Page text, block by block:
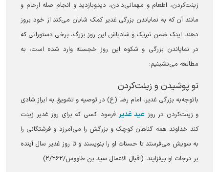
زینت‌کردن، اطعام و مهمانی‌دادن، دیدوبازدید و انجام صله ارحام و
مانند آن که به نمایاندن بزرگی غدیر کمک شایان می‌کند از خود بروز
دهند. اینک ضمن تبریک و شادباش این روز بزرگ، برخی دستوراتی که
در نمایاندن بزرگی و شکوه این روز خجسته وارد شده است، به
مطالعه می‌نشینیم:
نو پوشیدن و زینت‌کردن
باتوجه‌به بزرگی غدیر، امام رضا (ع) در توصیه و تشویق به ابراز شادی
و زینت‌کردن در روز عید غدیرفرمود: کسی که برای روز غدیر زینت
کند خداوند همه گناهان کوچک و بزرگش را می‌آمرزد و فرشتگانی را
به سویش می‌فرستد تا حسنات او را بنویسند و تا روز غدیر سال آینده
بر درجات او بیفزایند. (اقبال الاعمال سید بن طاووس/۲/۲۶۲)